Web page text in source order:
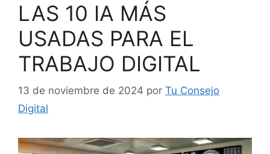
LAS 10 IA MÁS
USADAS PARA EL
TRABAJO DIGITAL
13 de noviembre de 2024 por Tu Consejo
Digital